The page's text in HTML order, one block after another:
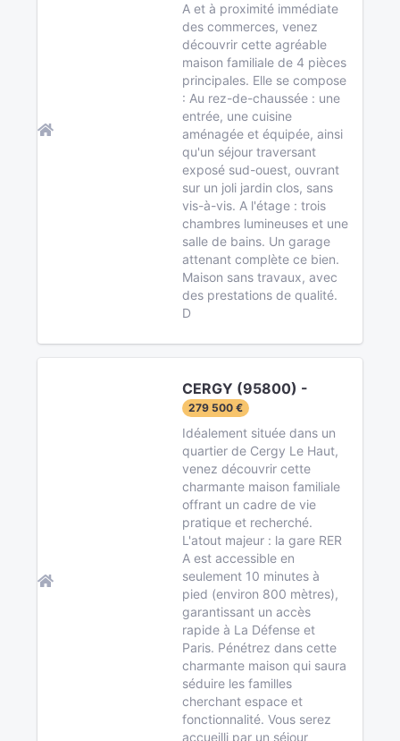
A et à proximité immédiate
des commerces, venez
découvrir cette agréable
maison familiale de 4 pièces
principales. Elle se compose
: Au rez-de-chaussée : une
entrée, une cuisine
aménagée et équipée, ainsi
qu'un séjour traversant
exposé sud-ouest, ouvrant
sur un joli jardin clos, sans
vis-à-vis. A l'étage : trois
chambres lumineuses et une
salle de bains. Un garage
attenant complète ce bien.
Maison sans travaux, avec
des prestations de qualité.
D
CERGY (95800) -
279 500 €
Idéalement située dans un
quartier de Cergy Le Haut,
venez découvrir cette
charmante maison familiale
offrant un cadre de vie
pratique et recherché.
L'atout majeur : la gare RER
A est accessible en
seulement 10 minutes à
pied (environ 800 mètres),
garantissant un accès
rapide à La Défense et
Paris. Pénétrez dans cette
charmante maison qui saura
séduire les familles
cherchant espace et
fonctionnalité. Vous serez
accueilli par un séjour